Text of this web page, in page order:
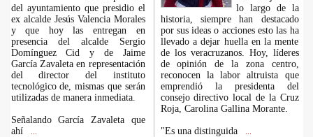
del ayuntamiento que presidio el
ex alcalde Jesús Valencia Morales
y que hoy las entregan en
presencia del alcalde Sergio
Domínguez Cid y de Jaime
García Zavaleta en representación
del director del instituto
tecnológico de, mismas que serán
utilizadas de manera inmediata.
Señalando García Zavaleta que
ahí
lo largo de la
historia, siempre han destacado
por sus ideas o acciones esto las ha
llevado a dejar huella en la mente
de los veracruzanos. Hoy, líderes
de opinión de la zona centro,
reconocen la labor altruista que
emprendió la presidenta del
consejo directivo local de la Cruz
Roja, Carolina Gallina Morante.
"Es una distinguida